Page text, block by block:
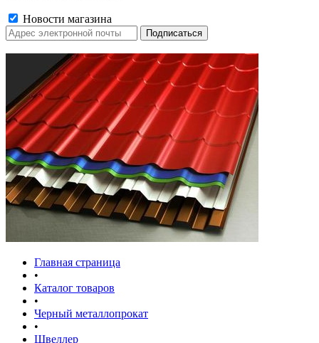
Новости магазина
Главная страница
•
Каталог товаров
•
Черный металлопрокат
•
Швеллер